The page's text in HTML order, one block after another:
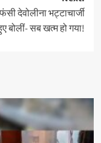
देवोलीना भट्टाचार्जी
बोलीं- सब खत्म हो गया!